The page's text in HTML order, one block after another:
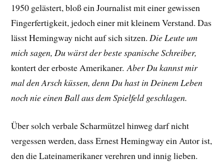
1950 gelästert, bloß ein Journalist mit einer gewissen
Fingerfertigkeit, jedoch einer mit kleinem Verstand. Das
lässt Hemingway nicht auf sich sitzen. Die Leute um
mich sagen, Du wärst der beste spanische Schreiber,
kontert der erboste Amerikaner. Aber Du kannst mir
mal den Arsch küssen, denn Du hast in Deinem Leben
noch nie einen Ball aus dem Spielfeld geschlagen.
Über solch verbale Scharmützel hinweg darf nicht
vergessen werden, dass Ernest Hemingway ein Autor ist,
den die Lateinamerikaner verehren und innig lieben.